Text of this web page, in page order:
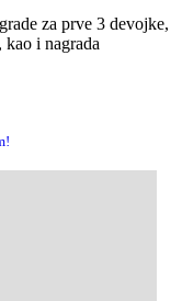
za prve 3 devojke,
i nagrada